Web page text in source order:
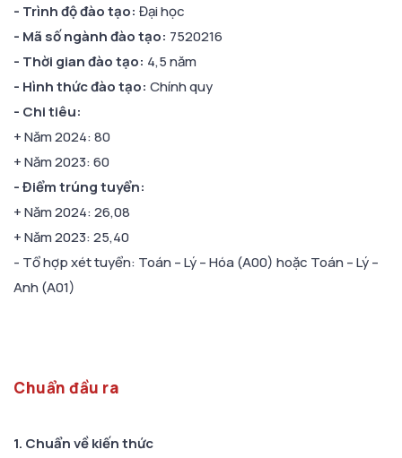
- Trình độ đào tạo: Đại học
- Mã số ngành đào tạo: 7520216
- Thời gian đào tạo: 4,5 năm
- Hình thức đào tạo: Chính quy
- Chi tiêu:
+ Năm 2024: 80
+ Năm 2023: 60
- Điểm trúng tuyển:
+ Năm 2024: 26,08
+ Năm 2023: 25,40
- Tổ hợp xét tuyển: Toán – Lý – Hóa (A00) hoặc Toán – Lý –
Anh (A01)
Chuẩn đầu ra
1. Chuẩn về kiến thức